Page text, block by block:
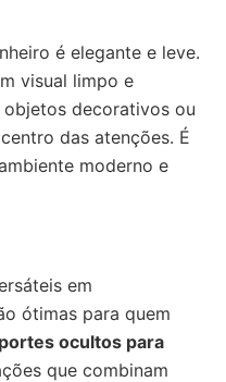
é elegante e leve.
visual limpo e
decorativos ou
das atenções. É
moderno e
em
ótimas para quem
ocultos para
que combinam